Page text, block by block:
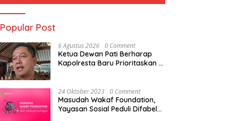
Popular Post
6 Agustus 2026 0 Comment
Ketua Dewan Pati Berharap
Kapolresta Baru Prioritaskan
Daerah
24 Oktober 2023 0 Comment
Masudah Wakaf Foundation,
Yayasan Sosial Peduli Difabel